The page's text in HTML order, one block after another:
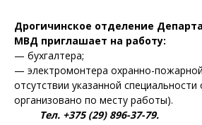
Дрогичинское отделение
МВД приглашает на работу:
— бухгалтера;
— электромонтера охранно-пожарной
отсутствии указанной специальности
организовано по месту работы).
Тел. +375 (29) 896-37-79.